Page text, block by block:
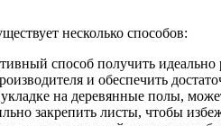
несколько способов:
способ получить
и обеспечить
на деревянные полы,
закрепить листы, чтобы